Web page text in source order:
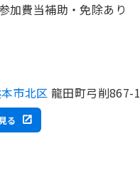
加費当補助・免除あり
市北区 龍田町弓削867-1
る